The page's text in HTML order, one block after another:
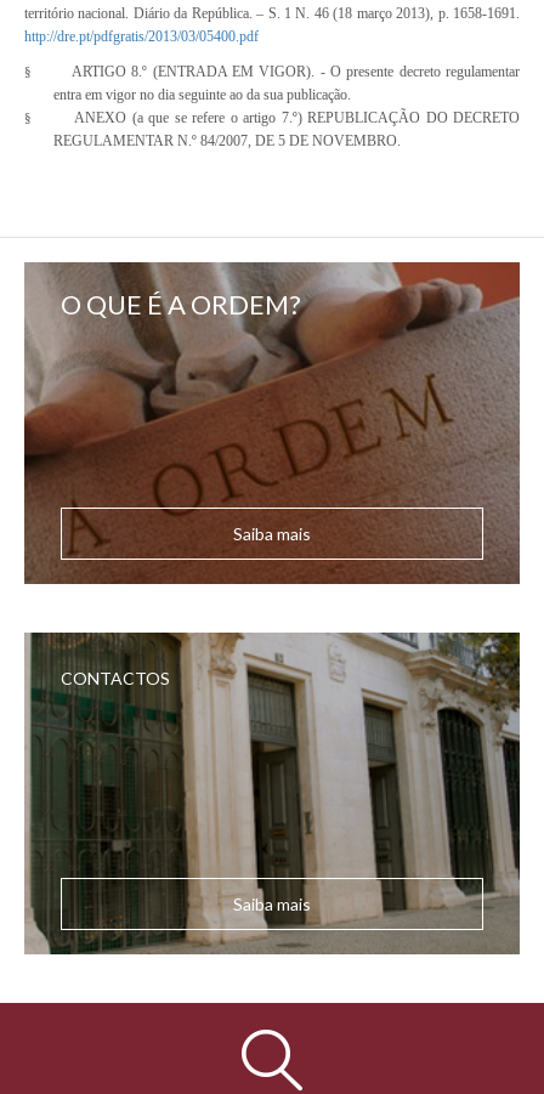
território nacional. Diário da República. – S. 1 N. 46 (18 março 2013), p. 1658-1691.
http://dre.pt/pdfgratis/2013/03/05400.pdf
§
ARTIGO 8.º (ENTRADA EM VIGOR). - O presente decreto regulamentar
entra em vigor no dia seguinte ao da sua publicação.
§ ANEXO (a que se refere o artigo 7.º) REPUBLICAÇÃO DO DECRETO
REGULAMENTAR N.º 84/2007, DE 5 DE NOVEMBRO.
O QUE É A ORDEM?
Saiba mais
CONTACTOS
Saiba mais